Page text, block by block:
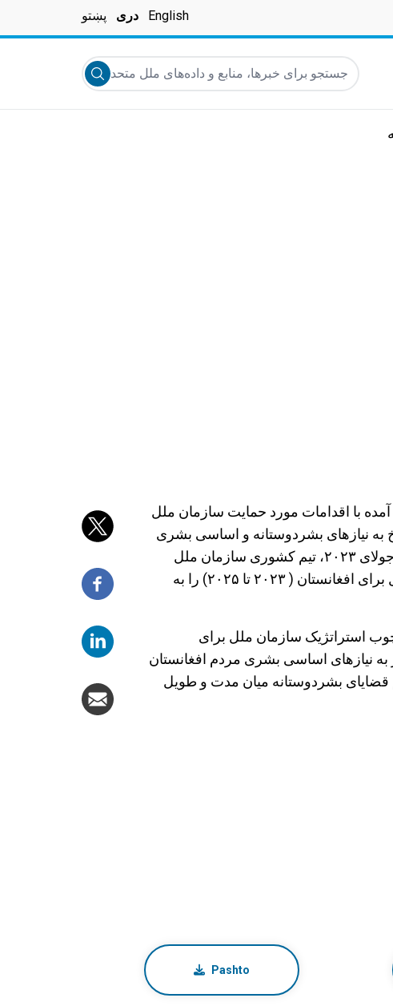
English دری پښتو
جستجو برای خبرها، منابع و داده‌های ملل متحد
Submit search
نتایج به دست آمده با اقدامات مورد حمایت سازمان ملل
تا جون ۲۰۲۴در پاسخ به نیازهای بشردوستانه و اساسی بشری
مردم در افغانستان متمرکز است. در جولای ۲۰۲۳، تیم کشوری سازمان ملل
متحد چارچوب استراتژیک سازمان ملل برای افغانستان ( ۲۰۲۳ تا ۲۰۲۵) را به
استراتژیک سازمان ملل برای
به نیازهای اساسی بشری مردم افغانستان
بشردوستانه میان مدت و طویل
Pashto